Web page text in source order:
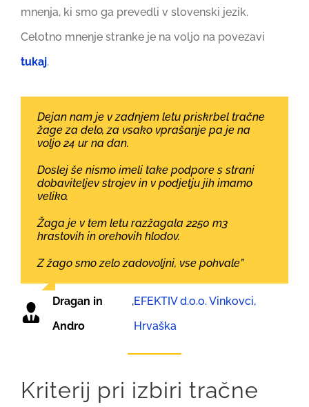
mnenja, ki smo ga prevedli v slovenski jezik.
Celotno mnenje stranke je na voljo na povezavi
tukaj.
Dejan nam je v zadnjem letu priskrbel tračne
žage za delo, za vsako vprašanje pa je na
voljo 24 ur na dan.
Doslej še nismo imeli take podpore s strani
dobaviteljev strojev in v podjetju jih imamo
veliko.
Žaga je v tem letu razžagala 2250 m3
hrastovih in orehovih hlodov.
Z žago smo zelo zadovoljni, vse pohvale”
Dragan in
Andro
,EFEKTIV d.o.o. Vinkovci,
Hrvaška
Kriterij pri izbiri tračne